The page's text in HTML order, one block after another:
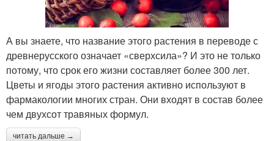
А вы знаете, что название этого растения в переводе с
древнерусского означает «сверхсила»? И это не только
потому, что срок его жизни составляет более 300 лет.
Цветы и ягоды этого растения активно используют в
фармакологии многих стран. Они входят в состав более
чем двухсот травяных формул.
читать дальше →